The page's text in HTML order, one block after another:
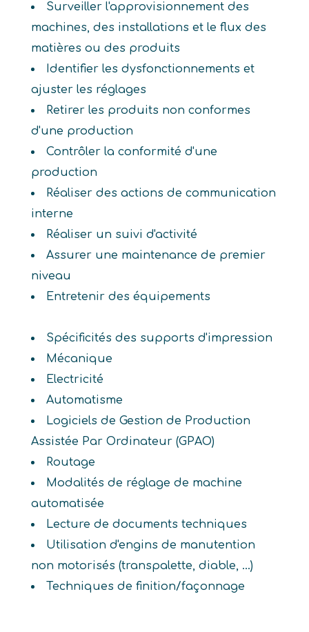
Surveiller l'approvisionnement des
machines, des installations et le flux des
matières ou des produits
Identifier les dysfonctionnements et
ajuster les réglages
Retirer les produits non conformes
d'une production
Contrôler la conformité d'une
production
Réaliser des actions de communication
interne
Réaliser un suivi d'activité
Assurer une maintenance de premier
niveau
Entretenir des équipements
Spécificités des supports d'impression
Mécanique
Electricité
Automatisme
Logiciels de Gestion de Production
Assistée Par Ordinateur (GPAO)
Routage
Modalités de réglage de machine
automatisée
Lecture de documents techniques
Utilisation d'engins de manutention
non motorisés (transpalette, diable, ...)
Techniques de finition/façonnage